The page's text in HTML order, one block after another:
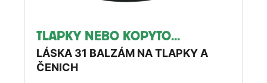
TLAPKY NEBO KOPYTO...
LÁSKA 31 BALZÁM NA TLAPKY A
ČENICH